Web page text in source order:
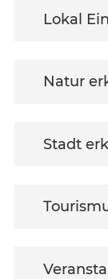
Lokal
Natur
Stadt